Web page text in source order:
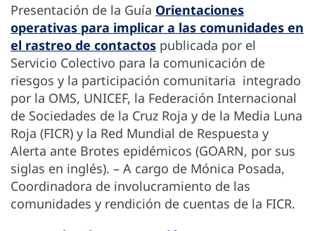
Presentación de la Guía Orientaciones
operativas para implicar a las comunidades en
el rastreo de contactos publicada por el
Servicio Colectivo para la comunicación de
riesgos y la participación comunitaria integrado
por la OMS, UNICEF, la Federación Internacional
de Sociedades de la Cruz Roja y de la Media Luna
Roja (FICR) y la Red Mundial de Respuesta y
Alerta ante Brotes epidémicos (GOARN, por sus
siglas en inglés). – A cargo de Mónica Posada,
Coordinadora de involucramiento de las
comunidades y rendición de cuentas de la FICR.